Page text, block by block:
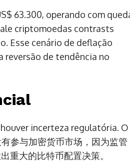
63.300, operando com
criptomoedas contrasts
Esse cenário de deflação
reversão de tendência no
incerteza regulatória. O
参与加密货币市场，因为监管
重大的比特币配置决策。